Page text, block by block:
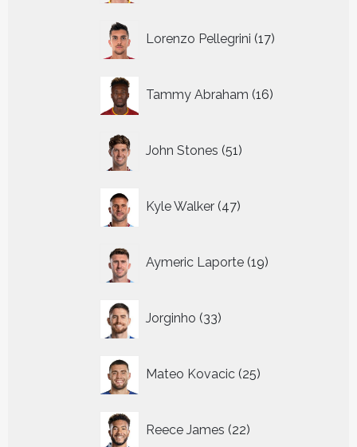
Lorenzo Pellegrini 17
producten
Tammy Abraham 16
producten
John Stones 51
producten
Kyle Walker 47
producten
Aymeric Laporte 19
producten
Jorginho 33
producten
Mateo Kovacic 25
producten
Reece James 22
producten